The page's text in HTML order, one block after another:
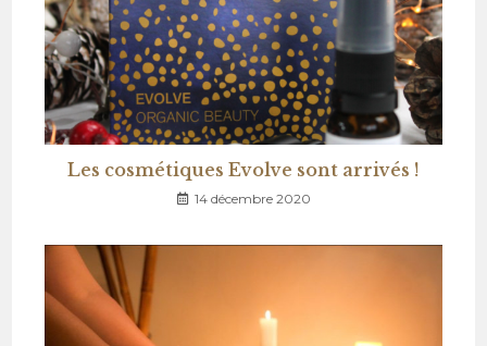
Les cosmétiques Evolve sont arrivés !
14 décembre 2020